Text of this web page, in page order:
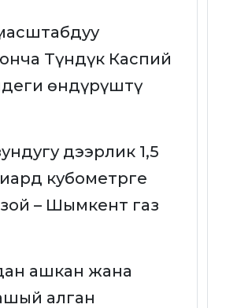
Түндүк Каспий
өндүрүштү
дээрлик 1,5
кубометрге
– Шымкент газ
ашкан жана
алган